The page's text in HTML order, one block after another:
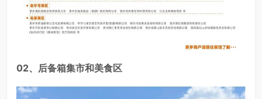
02、后备箱集市和美食区